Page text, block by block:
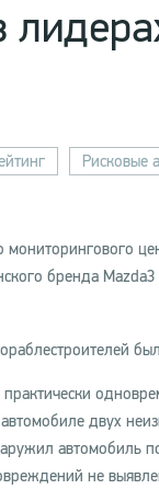
Рисковые
мониторингового
бренда
двух
автомобиль
не